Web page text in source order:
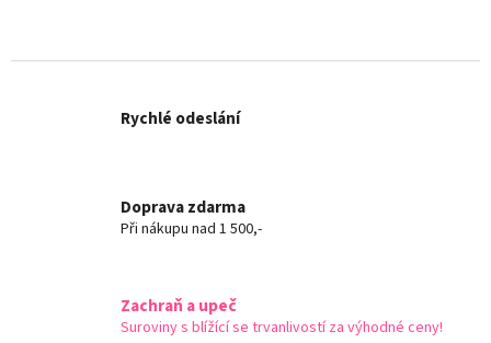
Rychlé odeslání
Doprava zdarma
Při nákupu nad 1 500,-
Zachraň a upeč
Suroviny s blížící se trvanlivostí za výhodné ceny!